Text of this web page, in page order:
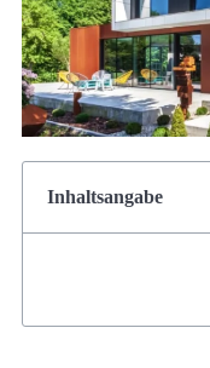
Inhaltsangabe